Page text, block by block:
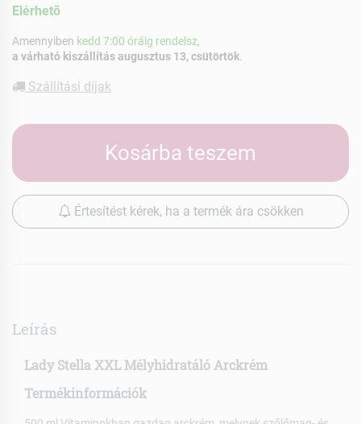
Elérhetõ
Amennyiben kedd 7:00 óráig rendelsz,
a várható kiszállítás augusztus 13, csütörtök
Szállítási díjak
Kosárba teszem
Értesítést kérek, ha a termék ára csökken
Leírás
Lady Stella XXL Mélyhidratáló Arckrém
Termékinformációk